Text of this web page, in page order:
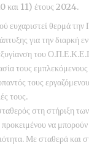
και 11) έτους 2024.
ευχαριστεί θερμά την
για την διαρκή
του
τους
τους
τους.
στη στήριξη
να μπορούν
Με σταθερά και